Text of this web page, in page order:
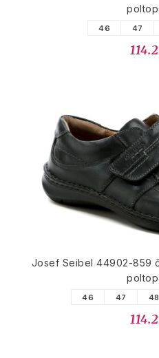
46 47
Josef Seibel 44902-859
46 47 48